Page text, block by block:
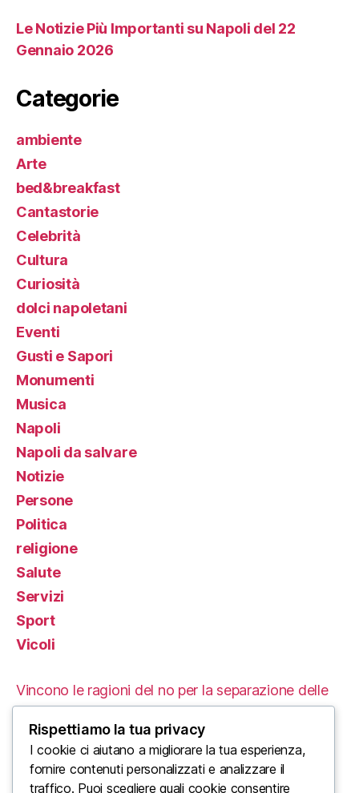
Le Notizie Più Importanti su Napoli del 22
Gennaio 2026
Categorie
ambiente
Arte
bed&breakfast
Cantastorie
Celebrità
Cultura
Curiosità
dolci napoletani
Eventi
Gusti e Sapori
Monumenti
Musica
Napoli
Napoli da salvare
Notizie
Persone
Politica
religione
Salute
Servizi
Sport
Vicoli
Vincono le ragioni del no per la separazione delle
carriere
Le Proteste in Iran: Un’Analisi delle Cause e delle
Conseguenze Tragiche
Rispettiamo la tua privacy
I cookie ci aiutano a migliorare la tua esperienza,
fornire contenuti personalizzati e analizzare il
traffico. Puoi scegliere quali cookie consentire